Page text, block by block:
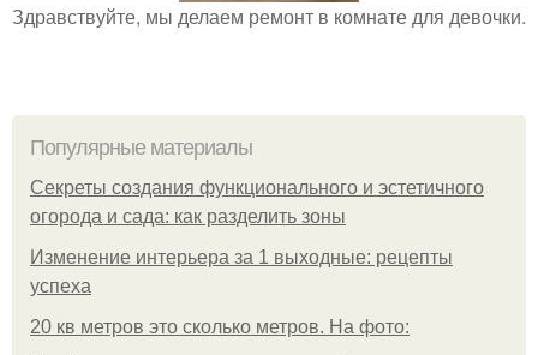
Здравствуйте, мы делаем ремонт в комнате для девочки.
Популярные материалы
Секреты создания функционального и эстетичного
огорода и сада: как разделить зоны
Изменение интерьера за 1 выходные: рецепты
успеха
20 кв метров это сколько метров. На фото: